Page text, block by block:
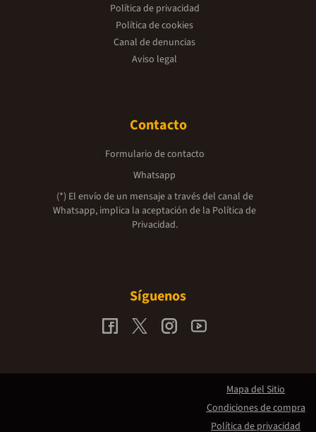
Política de privacidad
Política de cookies
Canal de denuncias
Aviso legal
Contacto
Formulario de contacto
Whatsapp
(*) El envío de un mensaje a través del canal de
Whatsapp, implica la aceptación de la Política de
Privacidad.
Síguenos
Mapa del Sitio
Condiciones de compra
Política de privacidad